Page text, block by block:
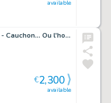
available
Planche originale n°112 - Cauchon... Ou l'homme qui tua Jeanne d'Arc
available
€2,300